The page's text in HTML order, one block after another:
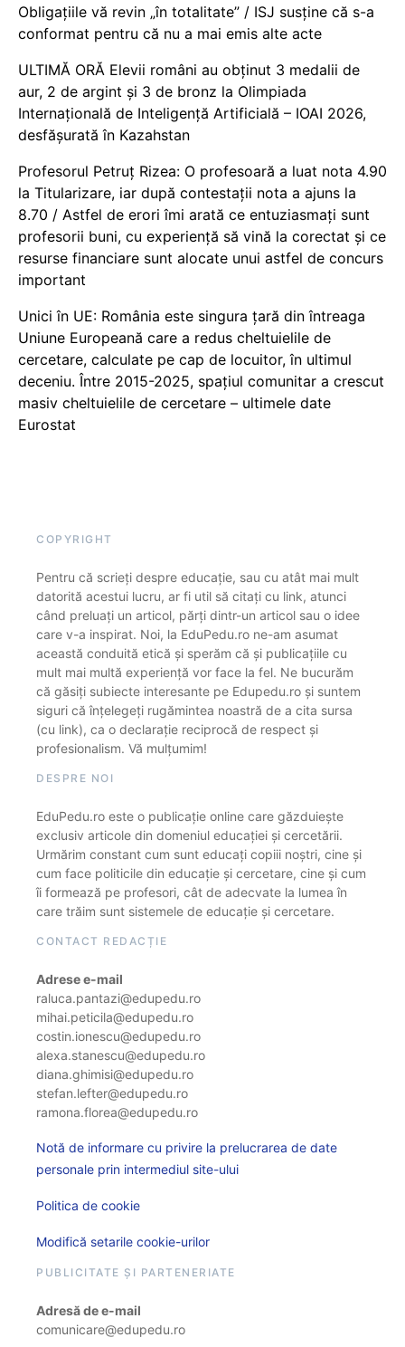
Obligațiile vă revin „în totalitate” / ISJ susține că s-a
conformat pentru că nu a mai emis alte acte
ULTIMĂ ORĂ Elevii români au obținut 3 medalii de
aur, 2 de argint și 3 de bronz la Olimpiada
Internațională de Inteligență Artificială – IOAI 2026,
desfășurată în Kazahstan
Profesorul Petruț Rizea: O profesoară a luat nota 4.90
la Titularizare, iar după contestații nota a ajuns la
8.70 / Astfel de erori îmi arată ce entuziasmați sunt
profesorii buni, cu experiență să vină la corectat și ce
resurse financiare sunt alocate unui astfel de concurs
important
Unici în UE: România este singura țară din întreaga
Uniune Europeană care a redus cheltuielile de
cercetare, calculate pe cap de locuitor, în ultimul
deceniu. Între 2015-2025, spațiul comunitar a crescut
masiv cheltuielile de cercetare – ultimele date
Eurostat
COPYRIGHT
Pentru că scrieți despre educație, sau cu atât mai mult
datorită acestui lucru, ar fi util să citați cu link, atunci
când preluați un articol, părți dintr-un articol sau o idee
care v-a inspirat. Noi, la EduPedu.ro ne-am asumat
această conduită etică și sperăm că și publicațiile cu
mult mai multă experiență vor face la fel. Ne bucurăm
că găsiți subiecte interesante pe Edupedu.ro și suntem
siguri că înțelegeți rugămintea noastră de a cita sursa
(cu link), ca o declarație reciprocă de respect și
profesionalism. Vă mulțumim!
DESPRE NOI
EduPedu.ro este o publicație online care găzduiește
exclusiv articole din domeniul educației și cercetării.
Urmărim constant cum sunt educați copiii noștri, cine și
cum face politicile din educație și cercetare, cine și cum
îi formează pe profesori, cât de adecvate la lumea în
care trăim sunt sistemele de educație și cercetare.
CONTACT REDACȚIE
Adrese e-mail
raluca.pantazi@edupedu.ro
mihai.peticila@edupedu.ro
costin.ionescu@edupedu.ro
alexa.stanescu@edupedu.ro
diana.ghimisi@edupedu.ro
stefan.lefter@edupedu.ro
ramona.florea@edupedu.ro
Notă de informare cu privire la prelucrarea de date
personale prin intermediul site-ului
Politica de cookie
Modifică setarile cookie-urilor
PUBLICITATE ȘI PARTENERIATE
Adresă de e-mail
comunicare@edupedu.ro